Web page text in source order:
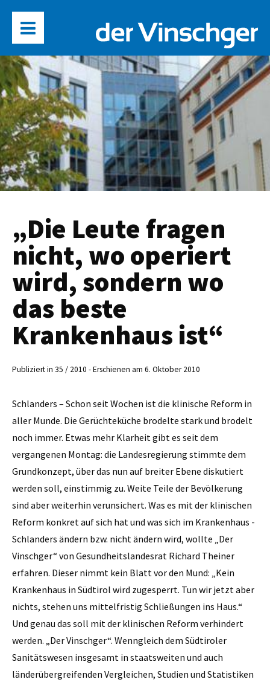
„Die Leute fragen
nicht, wo operiert
wird, sondern wo
das beste
Krankenhaus ist“
Publiziert in 35 / 2010 - Erschienen am 6. Oktober 2010
Schlanders – Schon seit Wochen ist die klinische Reform in
aller Munde. Die Gerüchteküche brodelte stark und brodelt
noch immer. Etwas mehr Klarheit gibt es seit dem
vergangenen Montag: die Landesregierung stimmte dem
Grundkonzept, über das nun auf breiter Ebene diskutiert
werden soll, einstimmig zu. Weite Teile der Bevölkerung
sind aber weiterhin verunsichert. Was es mit der klinischen
Reform konkret auf sich hat und was sich im Krankenhaus ­
Schlanders ändern bzw. nicht ändern wird, wollte „Der
Vinschger“ von Gesundheitslandesrat Richard Theiner
erfahren. Dieser nimmt kein Blatt vor den Mund: „Kein
Krankenhaus in Südtirol wird zugesperrt. Tun wir jetzt aber
nichts, stehen uns mittelfristig Schließungen ins Haus.“
Und genau das soll mit der klinischen Reform verhindert
werden. „Der Vinschger“. Wenngleich dem Süd­tiroler
Sanitätswesen insgesamt in staatsweiten und auch
länderübergreifenden Vergleichen, Studien und Statistiken